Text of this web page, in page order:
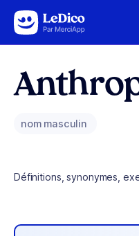
Aller au contenu
nom masculin
Définitions, synonymes,